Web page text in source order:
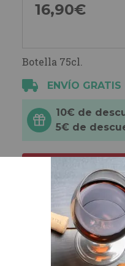
16,90€
Botella 75cl.
ENVÍO GRATIS
10€ de
5€ de
Vermut Rojo La
veganode calidad
prima, a la manera
Procedente de la